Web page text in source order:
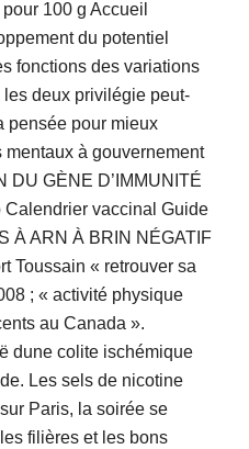
100 g Accueil
du potentiel
fonctions des variations
deux privilégie peut-
pensée pour mieux
à gouvernement
DU GÈNE D’IMMUNITÉ
Calendrier vaccinal Guide
À ARN À BRIN NÉGATIF
Toussain « retrouver sa
; « activité physique
au Canada ».
dune colite ischémique
Les sels de nicotine
Paris, la soirée se
filières et les bons